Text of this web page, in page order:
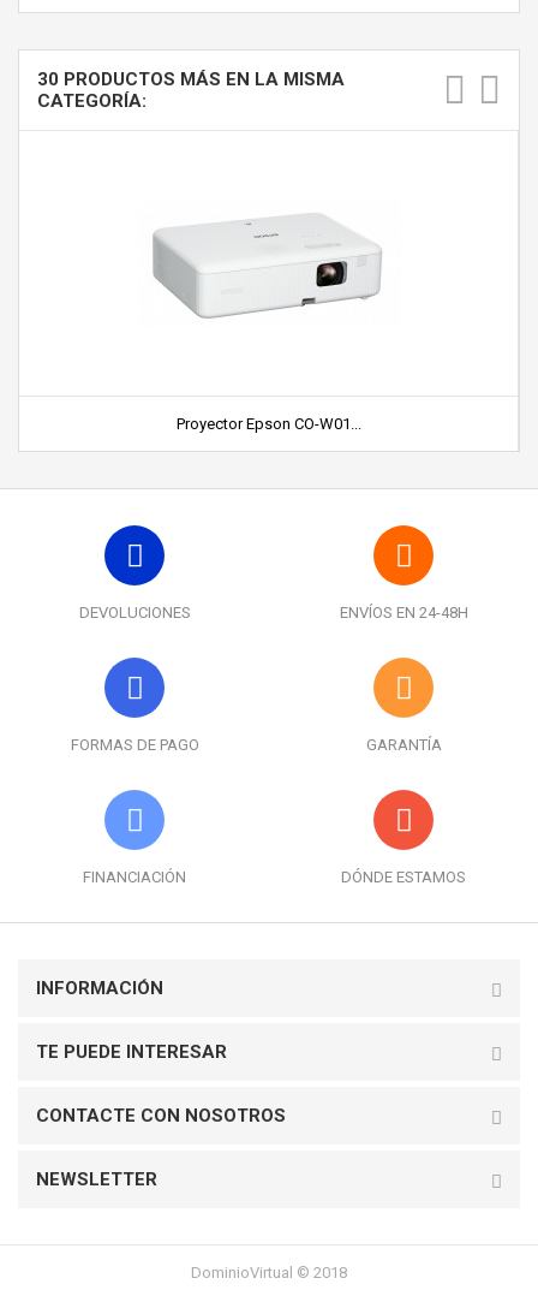
30 PRODUCTOS MÁS EN LA MISMA
CATEGORÍA:
Proyector Epson CO-W01...
DEVOLUCIONES ENVÍOS EN 24-48H
FORMAS DE PAGO GARANTÍA
FINANCIACIÓN DÓNDE ESTAMOS
INFORMACIÓN
TE PUEDE INTERESAR
CONTACTE CON NOSOTROS
NEWSLETTER
DominioVirtual © 2018